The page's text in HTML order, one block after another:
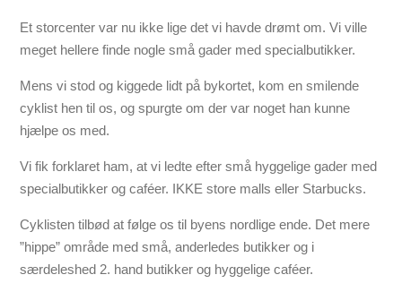
Et storcenter var nu ikke lige det vi havde drømt om. Vi ville
meget hellere finde nogle små gader med specialbutikker.
Mens vi stod og kiggede lidt på bykortet, kom en smilende
cyklist hen til os, og spurgte om der var noget han kunne
hjælpe os med.
Vi fik forklaret ham, at vi ledte efter små hyggelige gader med
specialbutikker og caféer. IKKE store malls eller Starbucks.
Cyklisten tilbød at følge os til byens nordlige ende. Det mere
”hippe” område med små, anderledes butikker og i
særdeleshed 2. hand butikker og hyggelige caféer.